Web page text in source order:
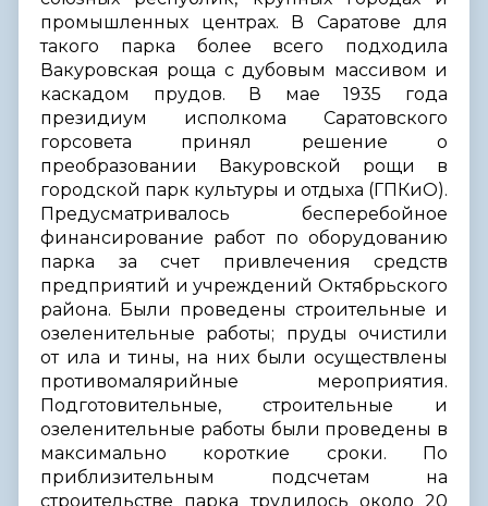
промышленных центрах. В Саратове для
такого парка более всего подходила
Вакуровская роща с дубовым массивом и
каскадом прудов. В мае 1935 года
президиум исполкома Саратовского
горсовета принял решение о
преобразовании Вакуровской рощи в
городской парк культуры и отдыха (ГПКиО).
Предусматривалось бесперебойное
финансирование работ по оборудованию
парка за счет привлечения средств
предприятий и учреждений Октябрьского
района. Были проведены строительные и
озеленительные работы; пруды очистили
от ила и тины, на них были осуществлены
противомалярийные мероприятия.
Подготовительные, строительные и
озеленительные работы были проведены в
максимально короткие сроки. По
приблизительным подсчетам на
строительстве парка трудилось около 20